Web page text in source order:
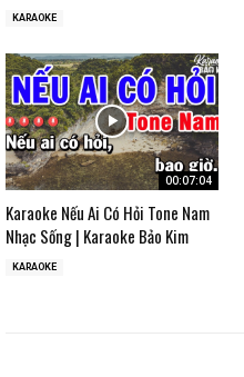
KARAOKE
00:07:04
Karaoke Nếu Ai Có Hỏi Tone Nam
Nhạc Sống | Karaoke Bảo Kim
KARAOKE